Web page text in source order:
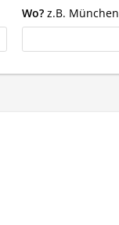
Wo? z.B. München